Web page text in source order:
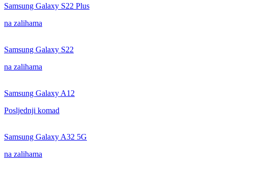
Samsung Galaxy S22 Plus
na zalihama
Samsung Galaxy S22
na zalihama
Samsung Galaxy A12
Posljednji komad
Samsung Galaxy A32 5G
na zalihama